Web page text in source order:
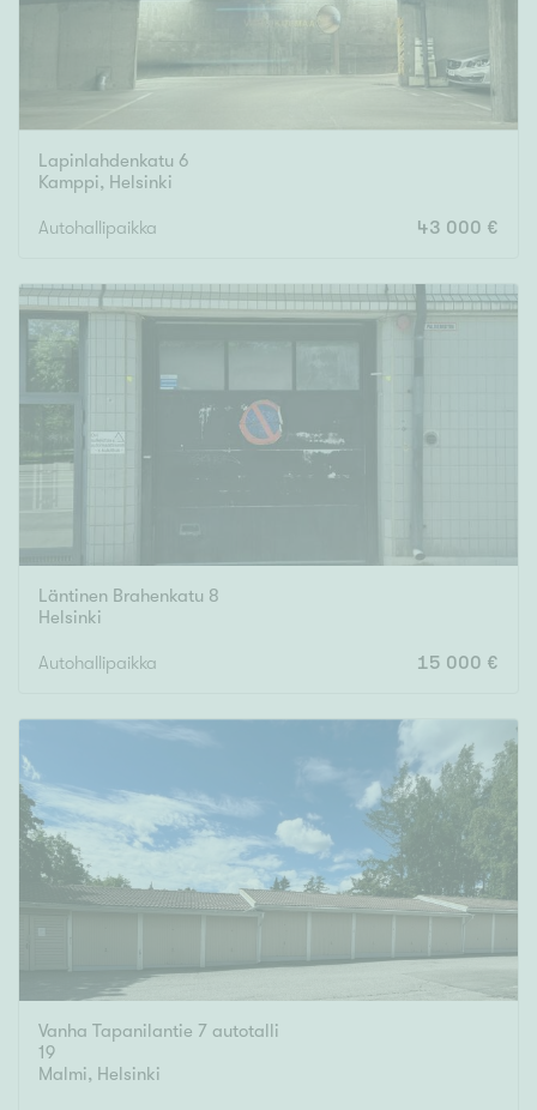
Lapinlahdenkatu 6
Kamppi, Helsinki
Autohallipaikka 43 000 €
Läntinen Brahenkatu 8
Helsinki
Autohallipaikka 15 000 €
Vanha Tapanilantie 7 autotalli
19
Malmi, Helsinki